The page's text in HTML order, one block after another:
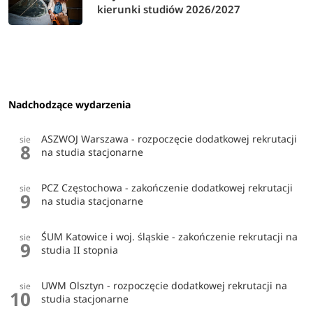
kierunki studiów 2026/2027
Nadchodzące wydarzenia
sie
8
ASZWOJ Warszawa - rozpoczęcie dodatkowej rekrutacji
na studia stacjonarne
sie
9
PCZ Częstochowa - zakończenie dodatkowej rekrutacji
na studia stacjonarne
sie
9
ŚUM Katowice i woj. śląskie - zakończenie rekrutacji na
studia II stopnia
sie
10
UWM Olsztyn - rozpoczęcie dodatkowej rekrutacji na
studia stacjonarne